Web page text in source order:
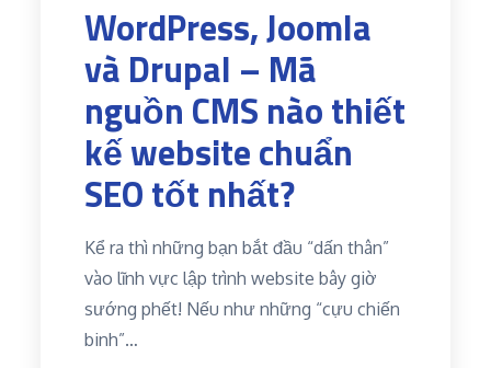
WordPress, Joomla
và Drupal – Mã
nguồn CMS nào thiết
kế website chuẩn
SEO tốt nhất?
Kể ra thì những bạn bắt đầu “dấn thân”
vào lĩnh vực lập trình website bây giờ
sướng phết! Nếu như những “cựu chiến
binh”…